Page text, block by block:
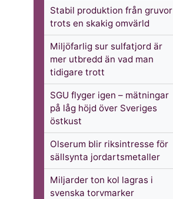
Stabil produktion från gruvor
trots en skakig omvärld
Miljöfarlig sur sulfatjord är
mer utbredd än vad man
tidigare trott
SGU flyger igen – mätningar
på låg höjd över Sveriges
östkust
Olserum blir riksintresse för
sällsynta jordartsmetaller
Miljarder ton kol lagras i
svenska torvmarker